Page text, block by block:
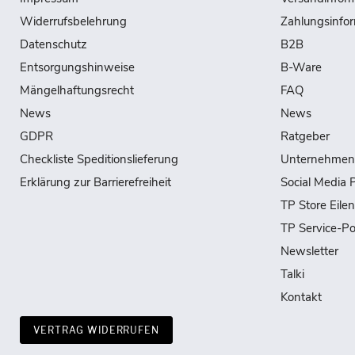
Widerrufsbelehrung
Datenschutz
Entsorgungshinweise
Mängelhaftungsrecht
News
GDPR
Checkliste Speditionslieferung
Erklärung zur Barrierefreiheit
B2B
B-Ware
FAQ
News
Ratgeber
Unternehmen
Social Media
TP Store
TP Service-
Newsletter
Talki
Kontakt
VERTRAG WIDERRUFEN